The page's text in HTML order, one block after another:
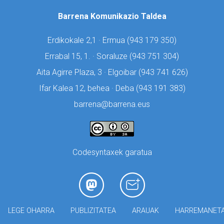
Barrena Komunikazio Taldea
Erdikokale 2,1 · Ermua (943 179 350)
Errabal 15, 1. · Soraluze (943 751 304)
Aita Agirre Plaza, 3 · Elgoibar (943 741 626)
Ifar Kalea 12, behea · Deba (943 191 383)
barrena@barrena.eus
Codesyntaxek garatua
LEGE OHARRA PUBLIZITATEA ARAUAK